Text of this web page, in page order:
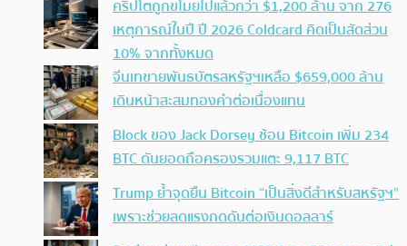
คริปโตถูกขโมยไปแล้วกว่า $1,200 ล้าน จาก 276
เหตุการณ์ในปี ปี 2026 Coldcard คิดเป็นสัดส่วน
10% จากทั้งหมด
จีนเทขายพันธบัตรสหรัฐฯเหลือ $659,000 ล้าน
เดินหน้าสะสมทองคำต่อเนื่องแทน
Block ของ Jack Dorsey ช้อน Bitcoin เพิ่ม 234
BTC ดันยอดถือครองรวมแตะ 9,117 BTC
Trump ย้ำจุดยืน Bitcoin “เป็นสิ่งดีสำหรับสหรัฐฯ”
เพราะช่วยลดแรงกดดันต่อเงินดอลลาร์